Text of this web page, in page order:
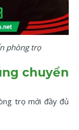
phòng trọ
chuyển
trọ mới đầy đủ